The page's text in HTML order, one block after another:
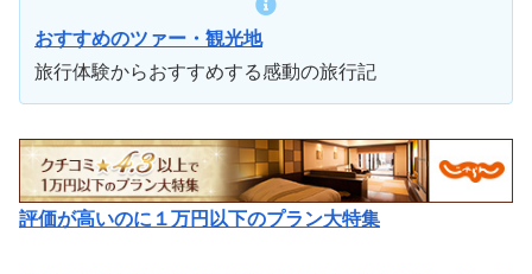
おすすめのツァー・観光地
旅行体験からおすすめする感動の旅行記
評価が高いのに１万円以下のプラン大特集